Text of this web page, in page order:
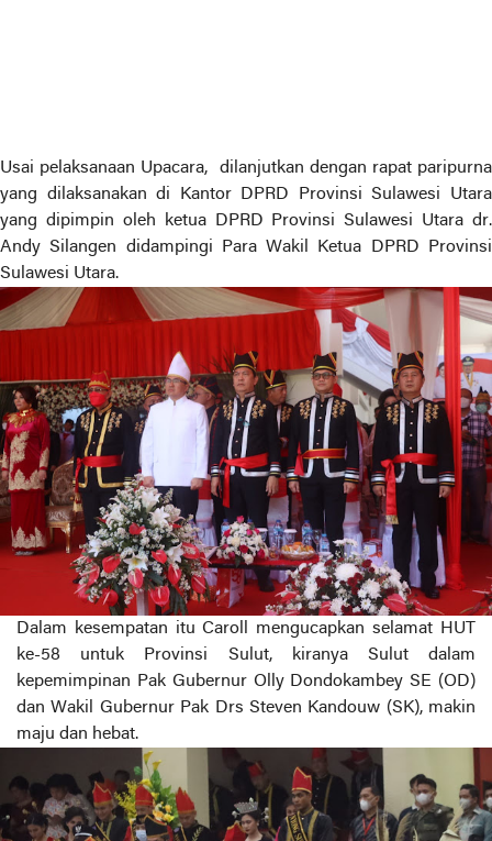
Usai pelaksanaan Upacara, dilanjutkan dengan rapat paripurna
yang dilaksanakan di Kantor DPRD Provinsi Sulawesi Utara
yang dipimpin oleh ketua DPRD Provinsi Sulawesi Utara dr.
Andy Silangen didampingi Para Wakil Ketua DPRD Provinsi
Sulawesi Utara.
Dalam kesempatan itu Caroll mengucapkan selamat HUT
ke-58 untuk Provinsi Sulut, kiranya Sulut dalam
kepemimpinan Pak Gubernur Olly Dondokambey SE (OD)
dan Wakil Gubernur Pak Drs Steven Kandouw (SK), makin
maju dan hebat.